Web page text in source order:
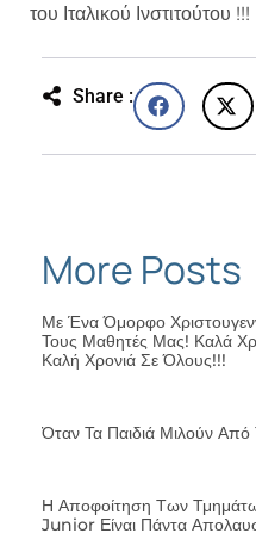
του Ιταλικού Ινστιτούτου !!!
Share :
More Posts
Με Ένα Όμορφο
Τους Μαθητές Μας! Καλά
Καλή Χρονιά Σε Όλους!!!
Όταν Τα Παιδιά Μιλούν Από
Η Αποφοίτηση Των
Junior Είναι Πάντα